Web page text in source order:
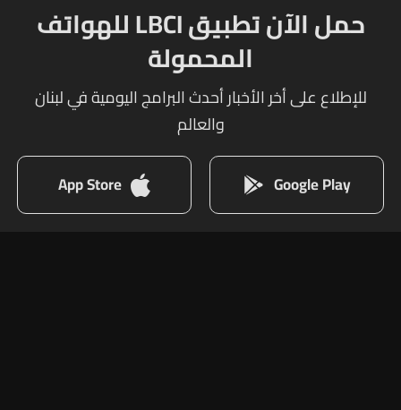
حمل الآن تطبيق LBCI للهواتف
المحمولة
للإطلاع على أخر الأخبار أحدث البرامج اليومية في لبنان
والعالم
Google Play
App Store